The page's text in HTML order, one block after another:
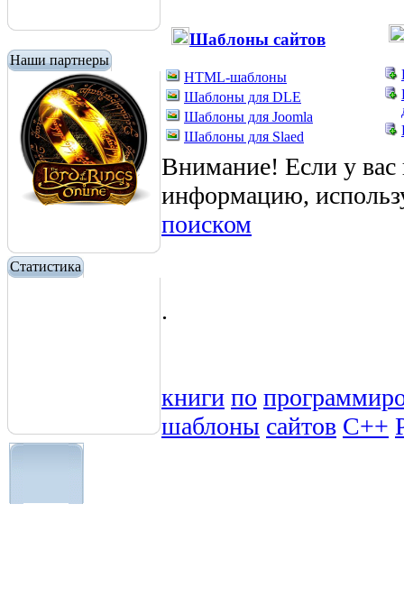
Наши партнеры
Статистика
Шаблоны сайтов
HTML-шаблоны
Шаблоны для DLE
Шаблоны для Joomla
Шаблоны для Slaed
Внимание! Если у
информацию,
поиском
.
книги по
шаблоны сайтов C++